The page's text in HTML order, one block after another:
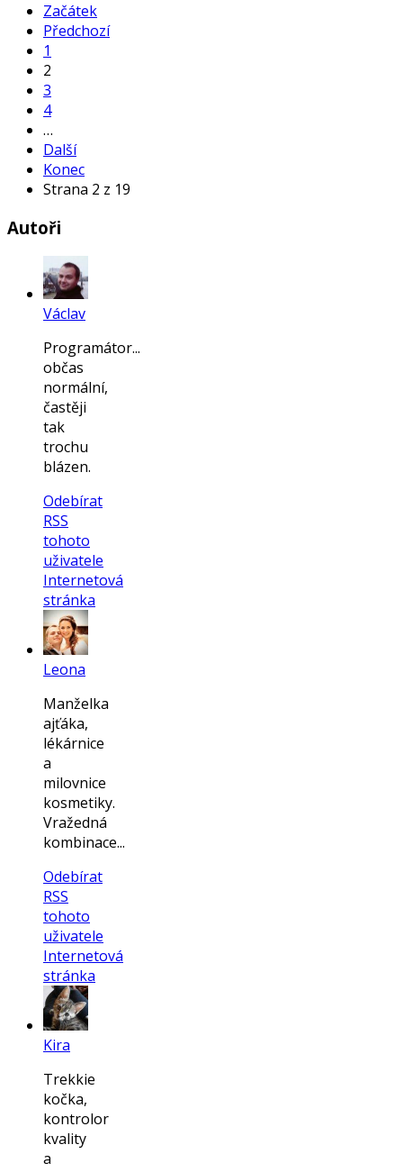
Začátek
Předchozí
1
2
3
4
…
Další
Konec
Strana 2 z 19
Autoři
Václav
Programátor...
občas
normální,
častěji
tak
trochu
blázen.
Odebírat
RSS
tohoto
uživatele
Internetová
stránka
Leona
Manželka
ajťáka,
lékárnice
a
milovnice
kosmetiky.
Vražedná
kombinace...
Odebírat
RSS
tohoto
uživatele
Internetová
stránka
Kira
Trekkie
kočka,
kontrolor
kvality
a